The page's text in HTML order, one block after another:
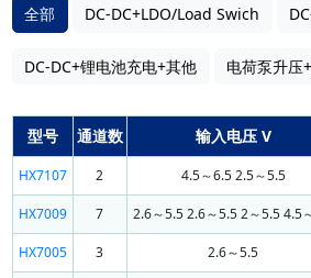
全部 DC-DC+LDO/Load Swich
DC-DC+锂电池充电+其他 电荷泵升压
型号 通道数 输入电压 V
HX7107 2 4.5～6.5 2.5～5.5
HX7009 7 2.6～5.5 2.6～5.5 2～5.5 4.5
HX7005 3 2.6～5.5